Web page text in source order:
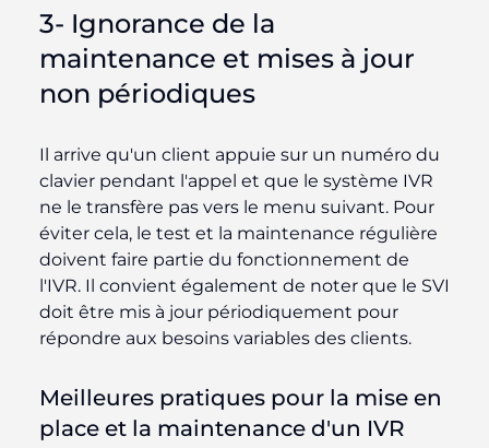
3- Ignorance de la
maintenance et mises à jour
non périodiques
Il arrive qu'un client appuie sur un numéro du
clavier pendant l'appel et que le système IVR
ne le transfère pas vers le menu suivant. Pour
éviter cela, le test et la maintenance régulière
doivent faire partie du fonctionnement de
l'IVR. Il convient également de noter que le SVI
doit être mis à jour périodiquement pour
répondre aux besoins variables des clients.
Meilleures pratiques pour la mise en
place et la maintenance d'un IVR